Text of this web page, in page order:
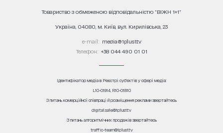
Товариство з обмеженою відповідальністю "ВІЖН 1+1"
Україна, 04080, м. Київ, вул. Кирилівська, 23
е-mail: media@1plus1.tv
Телефон: +38 044 490 01 01
Ідентифікатор медіа в Реєстрі суб’єктів у сфері медіа:
L10-01914, R10-01810
З питань комерційної співпраці й розміщення реклами звертайтесь
digital.sale@1plus1.tv
З питань алгоритмічних продажів звертайтесь
traffic-team@1plus1.tv